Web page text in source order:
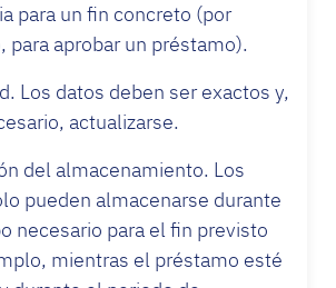
para un fin concreto (por
para aprobar un préstamo).
Los datos deben ser exactos y,
actualizarse.
del almacenamiento. Los
pueden almacenarse durante
necesario para el fin previsto
mientras el préstamo esté